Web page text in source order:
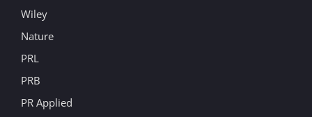
Wiley
Nature
PRL
PRB
PR Applied